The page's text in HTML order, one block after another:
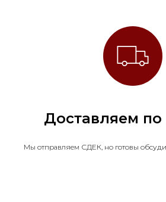
Доставляем по
Мы отправляем СДЕК, но готовы